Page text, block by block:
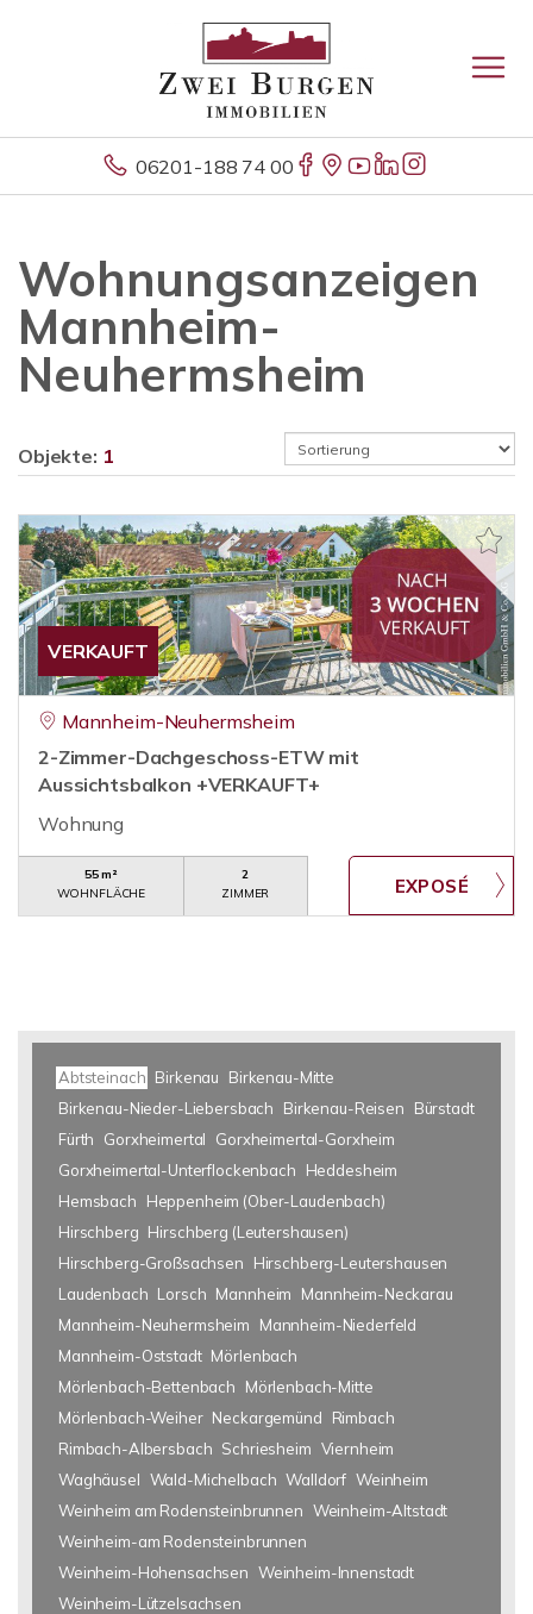
06201-188 74 00
Wohnungsanzeigen
Mannheim-
Neuhermsheim
Objekte: 1
VERKAUFT
Mannheim-Neuhermsheim
2-Zimmer-Dachgeschoss-ETW mit
Aussichtsbalkon +VERKAUFT+
Wohnung
55 m²
WOHNFLÄCHE
2
ZIMMER
Abtsteinach Birkenau
Birkenau-Mitte
Birkenau-Nieder-Liebersbach
Birkenau-Reisen
Bürstadt
Fürth
Gorxheimertal
Gorxheimertal-Gorxheim
Gorxheimertal-Unterflockenbach
Heddesheim
Hemsbach
Heppenheim (Ober-Laudenbach)
Hirschberg Hirschberg (Leutershausen)
Hirschberg-Großsachsen
Hirschberg-Leutershausen
Laudenbach Lorsch Mannheim
Mannheim-Neckarau
Mannheim-Neuhermsheim
Mannheim-Niederfeld
Mannheim-Oststadt Mörlenbach
Mörlenbach-Bettenbach
Mörlenbach-Mitte
Mörlenbach-Weiher Neckargemünd
Rimbach
Rimbach-Albersbach Schriesheim Viernheim
Waghäusel Wald-Michelbach Walldorf Weinheim
Weinheim am Rodensteinbrunnen Weinheim-Altstadt
Weinheim-am Rodensteinbrunnen
Weinheim-Hohensachsen Weinheim-Innenstadt
Weinheim-Lützelsachsen